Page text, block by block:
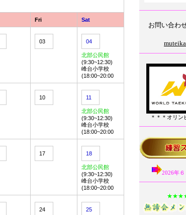
Fri Sat
03 04
北部公民館
(9:30~12:30)
峰台小学校
(18:00~20:00
10 11
北部公民館
(9:30~12:30)
峰台小学校
(18:00~20:00
17 18
北部公民館
(9:30~12:30)
峰台小学校
(18:00~20:00
24 25
お問い合わ
＊＊＊オリン
2026年